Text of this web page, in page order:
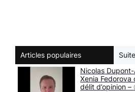
Articles populaires
Suite
Nicolas
Xenia Fedorova
délit d’opinion –